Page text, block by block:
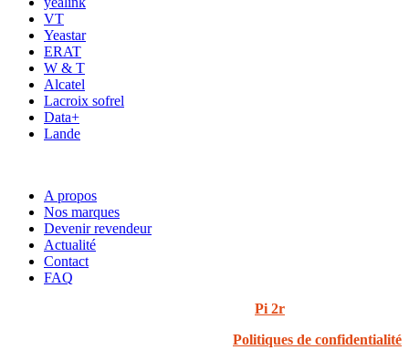
VT
Yeastar
ERAT
W & T
Alcatel
Lacroix sofrel
Data+
Lande
A propos
Nos marques
Devenir revendeur
Actualité
Contact
FAQ
Pi 2r
Politiques de confidentialité